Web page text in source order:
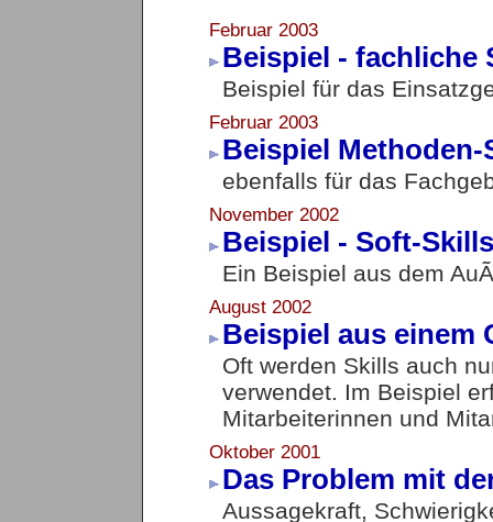
Februar 2003
Beispiel - fachliche
Beispiel für das
Februar 2003
Beispiel Methoden-
ebenfalls für das
November 2002
Beispiel - Soft-Skills
Ein Beispiel aus dem
August 2002
Beispiel aus einem
Oft werden Skills auch
verwendet. Im Beispiel
Mitarbeiterinnen und
Oktober 2001
Das Problem mit
Aussagekraft,